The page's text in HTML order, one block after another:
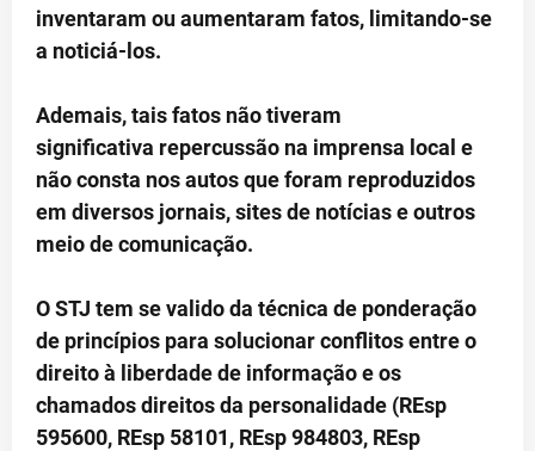
inventaram ou aumentaram fatos, limitando-se
a noticiá-los.
Ademais, tais fatos não tiveram
significativa repercussão na imprensa local e
não consta nos autos que foram reproduzidos
em diversos jornais, sites de notícias e outros
meio de comunicação.
O STJ tem se valido da técnica de ponderação
de princípios para solucionar conflitos entre o
direito à liberdade de informação e os
chamados direitos da personalidade (REsp
595600, REsp 58101, REsp 984803, REsp